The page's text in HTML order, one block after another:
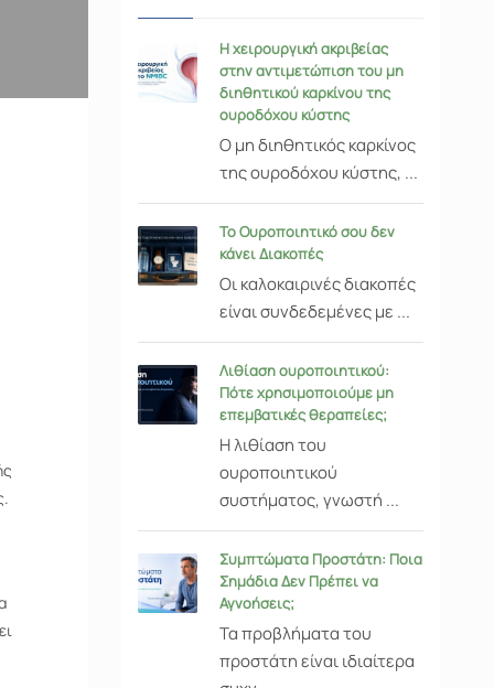
Η χειρουργική ακριβείας
στην αντιμετώπιση του μη
διηθητικού καρκίνου της
ουροδόχου κύστης
Ο μη διηθητικός καρκίνος
της ουροδόχου κύστης, ...
Το Ουροποιητικό σου δεν
κάνει Διακοπές
Οι καλοκαιρινές διακοπές
είναι συνδεδεμένες με ...
Λιθίαση ουροποιητικού:
Πότε χρησιμοποιούμε μη
επεμβατικές θεραπείες;
Η λιθίαση του
ουροποιητικού
συστήματος, γνωστή ...
Συμπτώματα Προστάτη: Ποια
Σημάδια Δεν Πρέπει να
Αγνοήσεις;
Τα προβλήματα του
προστάτη είναι ιδιαίτερα